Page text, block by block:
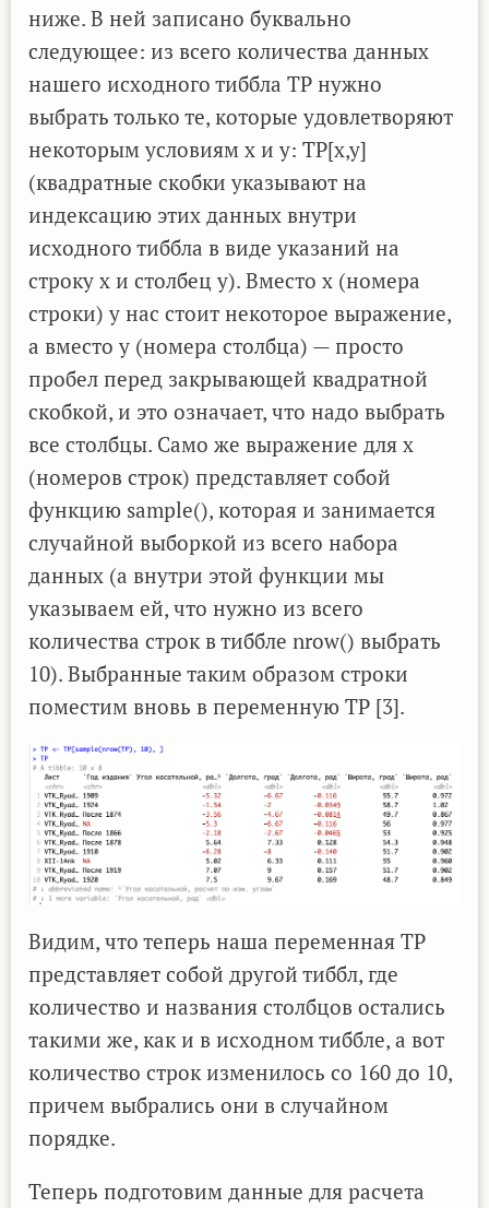
ниже. В ней записано буквально
следующее: из всего количества данных
нашего исходного тиббла TP нужно
выбрать только те, которые удовлетворяют
некоторым условиям x и y: TP[x,y]
(квадратные скобки указывают на
индексацию этих данных внутри
исходного тиббла в виде указаний на
строку x и столбец y). Вместо x (номера
строки) у нас стоит некоторое выражение,
а вместо y (номера столбца) — просто
пробел перед закрывающей квадратной
скобкой, и это означает, что надо выбрать
все столбцы. Само же выражение для x
(номеров строк) представляет собой
функцию sample(), которая и занимается
случайной выборкой из всего набора
данных (а внутри этой функции мы
указываем ей, что нужно из всего
количества строк в тиббле nrow() выбрать
10). Выбранные таким образом строки
поместим вновь в переменную TP [3].
Видим, что теперь наша переменная TP
представляет собой другой тиббл, где
количество и названия столбцов остались
такими же, как и в исходном тиббле, а вот
количество строк изменилось со 160 до 10,
причем выбрались они в случайном
порядке.
Теперь подготовим данные для расчета